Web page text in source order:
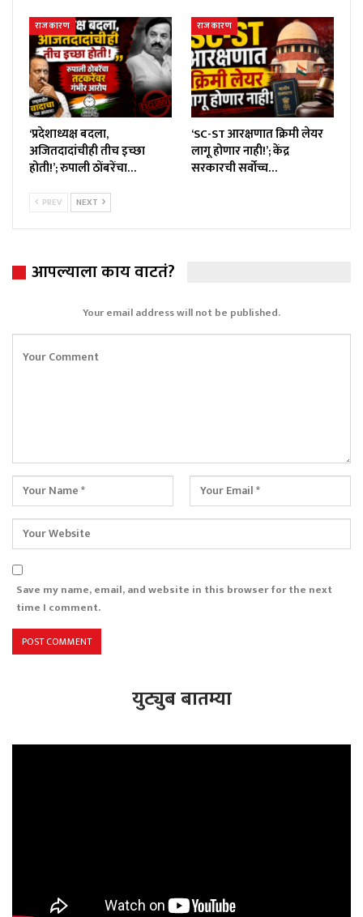
राजकारण
‘प्रदेशाध्यक्ष बदला,
अजितदादांचीही तीच इच्छा
होती!’; रुपाली ठोंबरेंचा…
राजकारण
‘SC-ST आरक्षणात क्रिमी लेयर
लागू होणार नाही!’; केंद्र
सरकारची सर्वोच्च…
PREV NEXT
आपल्याला काय वाटतं?
Your email address will not be published.
Save my name, email, and website in this browser for the next
time I comment.
युट्युब बातम्या